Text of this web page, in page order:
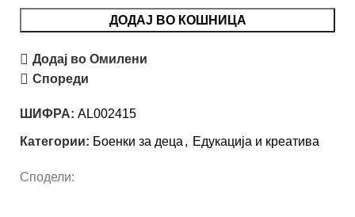
ДОДАЈ ВО КОШНИЦА
Додај во Омилени
Спореди
ШИФРА: AL002415
Категории: Боенки за деца , Едукација и креатива
Сподели: